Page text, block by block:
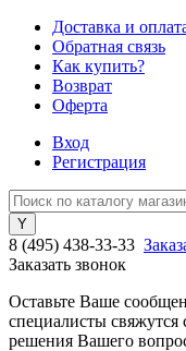
Доставка и
Обратная связь
Как купить?
Возврат
Оферта
Вход
Регистрация
8 (495) 438-33-33
Заказать звонок
Оставьте Ваше
специалисты
решения Вашего